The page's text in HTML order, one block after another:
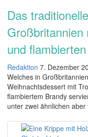
Das
Großbritannien
und
Redaktion 7. Dezember
Welches in
Weihnachtsdessert mit
flambiertem Brandy
unter zwei ähnlichen